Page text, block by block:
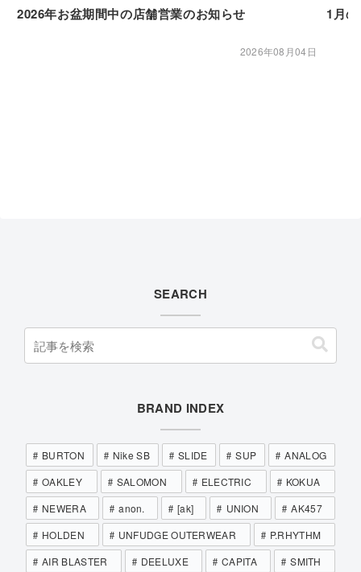
2026年お盆期間中の店舗営業のお知らせ
2026年08月04日
1月
SEARCH
BRAND INDEX
BURTON Nike SB SLIDE SUP
ANALOG
OAKLEY
SALOMON ELECTRIC
KOKUA
NEWERA
anon. [ak] UNION
AK457
HOLDEN
UNFUDGE OUTERWEAR
P.RHYTHM
AIR BLASTER
DEELUXE CAPITA
SMITH